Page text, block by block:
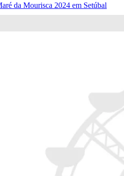
da Mourisca 2024 em Setúbal